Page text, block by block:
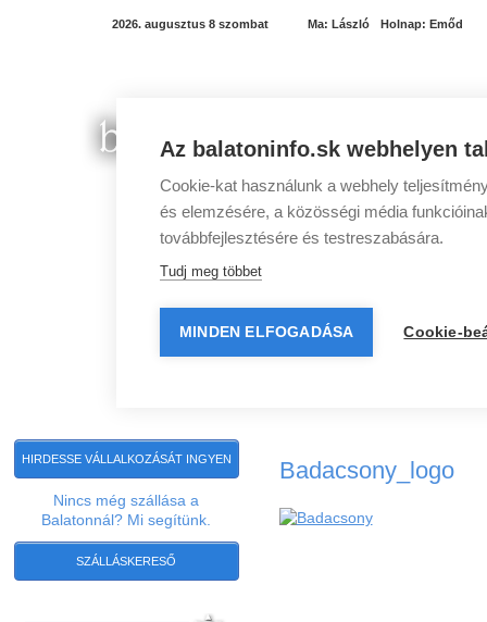
2026. augusztus 8 szombat Ma: László Holnap: Emőd
Badacsony_logo
HIRDESSE VÁLLALKOZÁSÁT INGYEN
Nincs még szállása a
Balatonnál? Mi segítünk.
SZÁLLÁSKERESŐ
Az balatoninfo.sk webhelyen
Cookie-kat használunk a webhely
és elemzésére, a közösségi média
továbbfejlesztésére és testreszabására.
Tudj meg többet
MINDEN ELFOGADÁSA Cookie-